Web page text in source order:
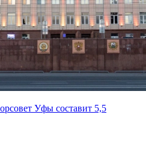
Уфы составит 5,5